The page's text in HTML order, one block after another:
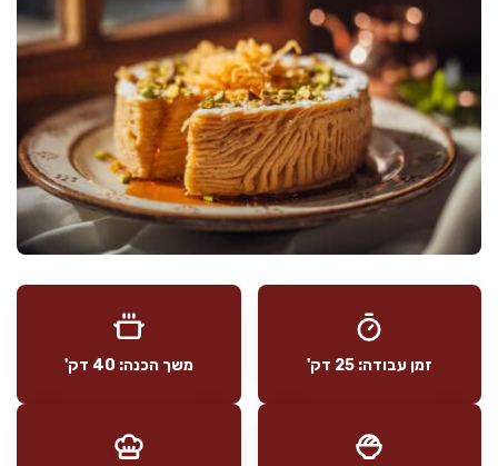
זמן עבודה: 25 דק' משך הכנה: 40 דק'